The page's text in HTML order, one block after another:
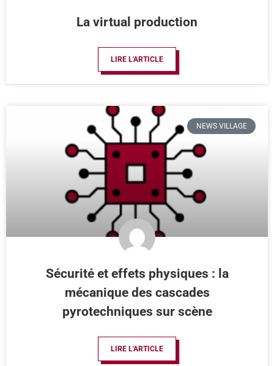
La virtual production
LIRE L'ARTICLE
NEWS VILLAGE
Sécurité et effets physiques : la
mécanique des cascades
pyrotechniques sur scène
LIRE L'ARTICLE